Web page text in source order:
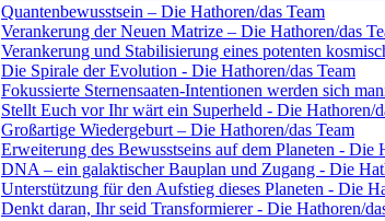
Quantenbewusstsein – Die Hathoren/das Team
Verankerung der Neuen Matrize – Die Hathoren/das
Verankerung und Stabilisierung eines potenten
Die Spirale der Evolution - Die Hathoren/das Team
Fokussierte Sternensaaten-Intentionen werden sich
Stellt Euch vor Ihr wärt ein Superheld - Die Hathoren/
Großartige Wiedergeburt – Die Hathoren/das Team
Erweiterung des Bewusstseins auf dem Planeten - Die
DNA – ein galaktischer Bauplan und Zugang - Die
Unterstützung für den Aufstieg dieses Planeten - Die
Denkt daran, Ihr seid Transformierer - Die Hathoren/